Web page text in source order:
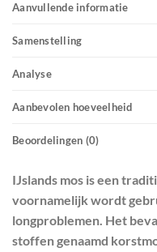
Aanvullende informatie
Samenstelling
Analyse
Aanbevolen hoeveelheid
Beoordelingen (0)
IJslands mos is een
voornamelijk wordt
longproblemen. Het
stoffen genaamd